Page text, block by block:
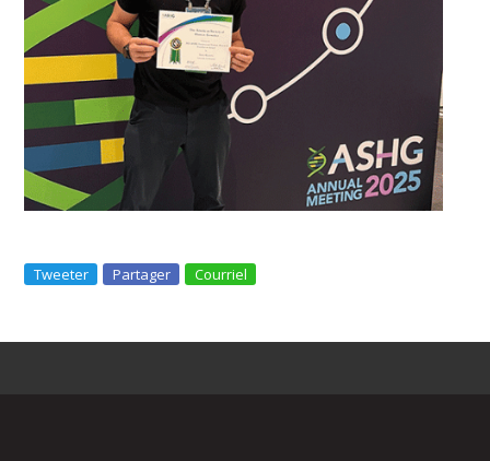
Tweeter Partager Courriel